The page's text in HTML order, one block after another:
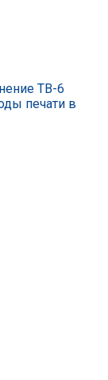
ТВ-6
печати в